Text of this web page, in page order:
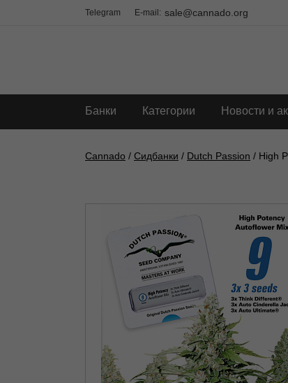
Telegram E-mail: sale@cannado.org
Банки Категории Новости и
Cannado / Сидбанки / Dutch Passion / High